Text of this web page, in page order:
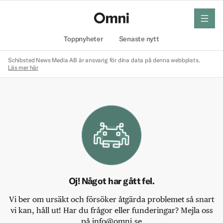
Toppnyheter Senaste nytt
meny
Schibsted News Media AB är ansvarig för dina data på denna webbplats.
Läs mer här
Oj! Något har gått fel.
Vi ber om ursäkt och försöker åtgärda problemet så snart
vi kan, håll ut! Har du frågor eller funderingar? Mejla oss